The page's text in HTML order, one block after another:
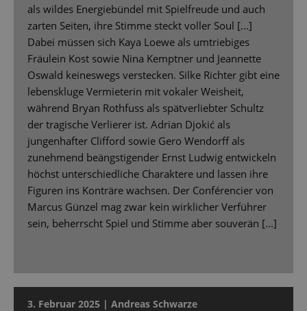
als wildes Energiebündel mit Spielfreude und auch
zarten Seiten, ihre Stimme steckt voller Soul [...]
Dabei müssen sich Kaya Loewe als umtriebiges
Fräulein Kost sowie Nina Kemptner und Jeannette
Oswald keineswegs verstecken. Silke Richter gibt eine
lebenskluge Vermieterin mit vokaler Weisheit,
während Bryan Rothfuss als spätverliebter Schultz
der tragische Verlierer ist. Adrian Djokić als
jungenhafter Clifford sowie Gero Wendorff als
zunehmend beängstigender Ernst Ludwig entwickeln
höchst unterschiedliche Charaktere und lassen ihre
Figuren ins Konträre wachsen. Der Conférencier von
Marcus Günzel mag zwar kein wirklicher Verführer
sein, beherrscht Spiel und Stimme aber souverän [...]
3. Februar 2025 | Andreas Schwarze